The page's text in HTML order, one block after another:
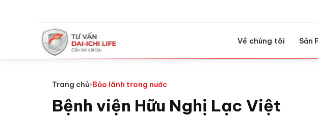
Về chúng tôi Sản
Trang chủ›Bảo lãnh trong nước
Bệnh viện Hữu Nghị Lạc Việt